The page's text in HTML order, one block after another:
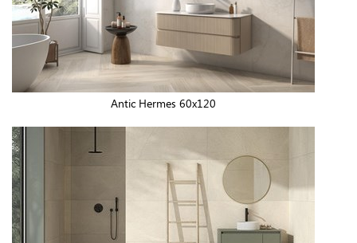
Antic Hermes 60x120